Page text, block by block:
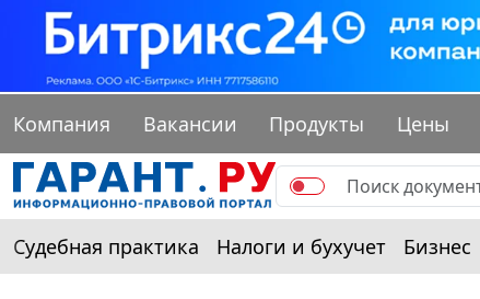
Компания Вакансии Продукты Цены
Судебная практика Налоги и бухучет Бизнес